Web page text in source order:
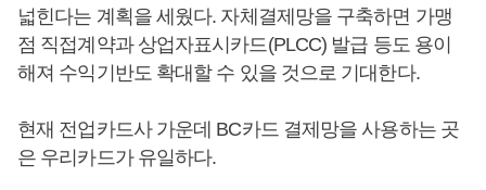
넓힌다는 계획을 세웠다. 자체결제망을 구축하면 가맹
점 직접계약과 상업자표시카드(PLCC) 발급 등도 용이
해져 수익기반도 확대할 수 있을 것으로 기대한다.
현재 전업카드사 가운데 BC카드 결제망을 사용하는 곳
은 우리카드가 유일하다.